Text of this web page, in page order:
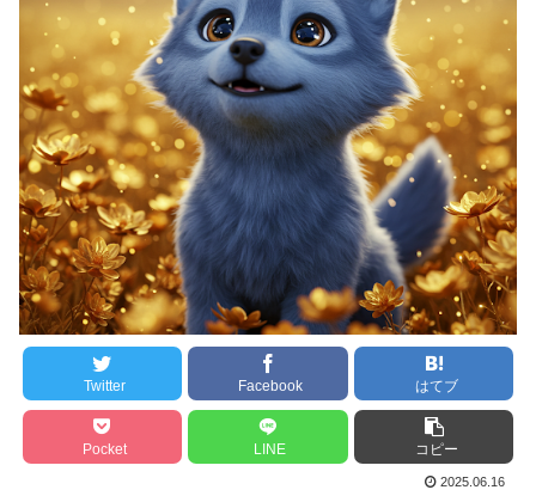
Twitter Facebook はてブ
Pocket LINE コピー
2025.06.16